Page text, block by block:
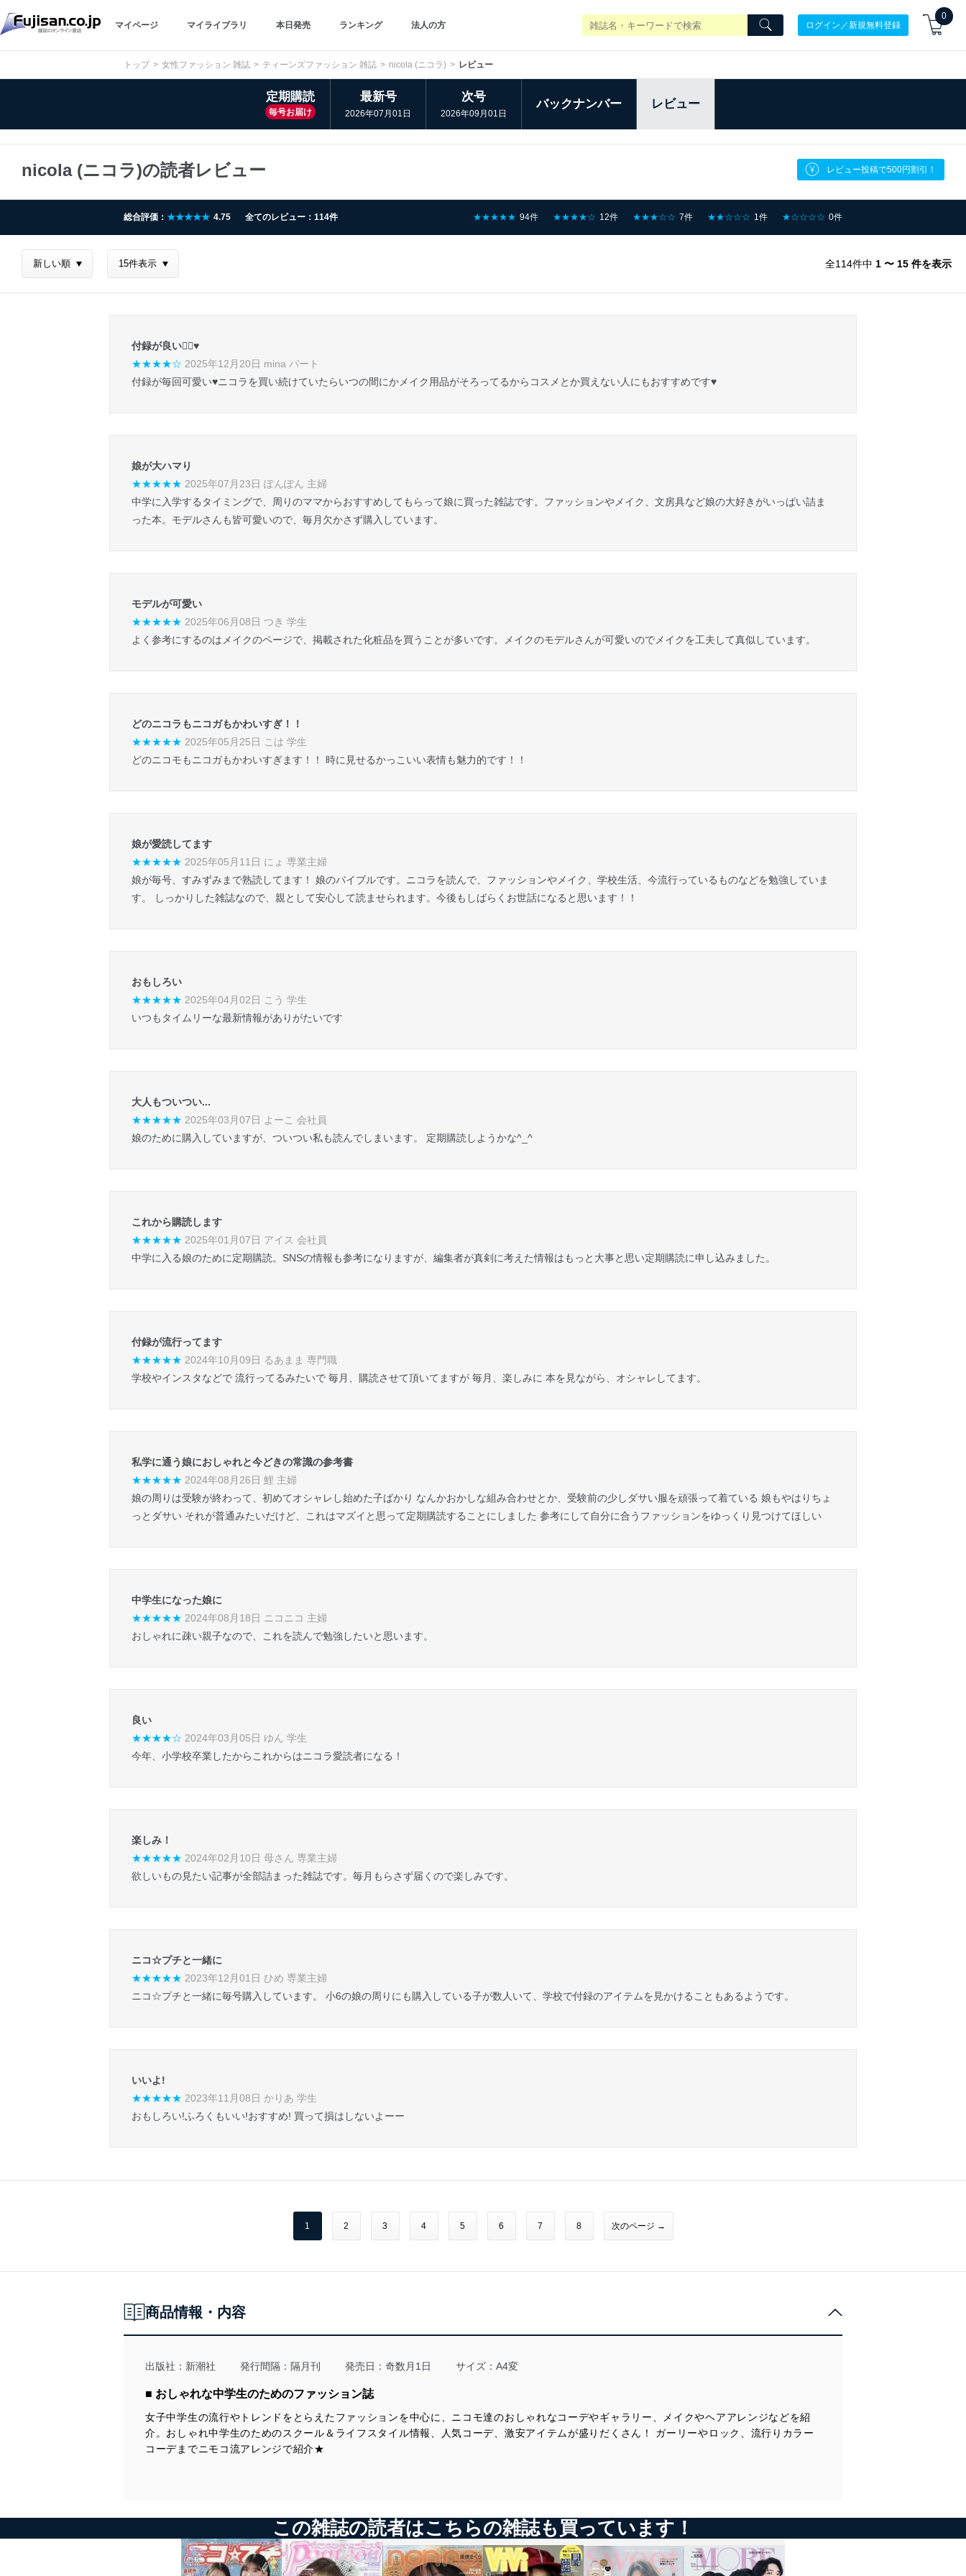
マイページ マイライブラリ 本日発売 ランキング 法人の方 ログイン／新規無料登録
0
トップ 女性ファッション 雑誌 ティーンズファッション 雑誌 nicola (ニコラ) レビュー
定期購読
毎号お届け
最新号
2026年07月01日
次号
2026年09月01日
バックナンバー レビュー
nicola (ニコラ)の読者レビュー レビュー投稿で500円割引！
総合評価： ★★★★★ 4.75 全てのレビュー：114件 ★★★★★ 94件 ★★★★☆ 12件 ★★★☆☆ 7件 ★★☆☆☆ 1件 ★☆☆☆☆ 0件
全114件中 1 〜 15 件を表示
付録が良い👍🏻♥️
★★★★☆ 2025年12月20日 mina パート
付録が毎回可愛い♥️ニコラを買い続けていたらいつの間にかメイク用品がそろってるからコスメとか買えない人にもおすすめです♥️
娘が大ハマり
★★★★★ 2025年07月23日 ぽんぽん 主婦
中学に入学するタイミングで、周りのママからおすすめしてもらって娘に買った雑誌です。ファッションやメイク、文房具など娘の大好きがいっぱい詰ま
った本。モデルさんも皆可愛いので、毎月欠かさず購入しています。
モデルが可愛い
★★★★★ 2025年06月08日 つき 学生
よく参考にするのはメイクのページで、掲載された化粧品を買うことが多いです。メイクのモデルさんが可愛いのでメイクを工夫して真似しています。
どのニコラもニコガもかわいすぎ！！
★★★★★ 2025年05月25日 こは 学生
どのニコモもニコガもかわいすぎます！！ 時に見せるかっこいい表情も魅力的です！！
娘が愛読してます
★★★★★ 2025年05月11日 にょ 専業主婦
娘が毎号、すみずみまで熟読してます！ 娘のバイブルです。ニコラを読んで、ファッションやメイク、学校生活、今流行っているものなどを勉強していま
す。 しっかりした雑誌なので、親として安心して読ませられます。今後もしばらくお世話になると思います！！
おもしろい
★★★★★ 2025年04月02日 こう 学生
いつもタイムリーな最新情報がありがたいです
大人もついつい...
★★★★★ 2025年03月07日 よーこ 会社員
娘のために購入していますが、ついつい私も読んでしまいます。 定期購読しようかな^_^
これから購読します
★★★★★ 2025年01月07日 アイス 会社員
中学に入る娘のために定期購読。SNSの情報も参考になりますが、編集者が真剣に考えた情報はもっと大事と思い定期購読に申し込みました。
付録が流行ってます
★★★★★ 2024年10月09日 るあまま 専門職
学校やインスタなどで 流行ってるみたいで 毎月、購読させて頂いてますが 毎月、楽しみに 本を見ながら、オシャレしてます。
私学に通う娘におしゃれと今どきの常識の参考書
★★★★★ 2024年08月26日 鯉 主婦
娘の周りは受験が終わって、初めてオシャレし始めた子ばかり なんかおかしな組み合わせとか、受験前の少しダサい服を頑張って着ている 娘もやはりちょ
っとダサい それが普通みたいだけど、これはマズイと思って定期購読することにしました 参考にして自分に合うファッションをゆっくり見つけてほしい
中学生になった娘に
★★★★★ 2024年08月18日 ニコニコ 主婦
おしゃれに疎い親子なので、これを読んで勉強したいと思います。
良い
★★★★☆ 2024年03月05日 ゆん 学生
今年、小学校卒業したからこれからはニコラ愛読者になる！
楽しみ！
★★★★★ 2024年02月10日 母さん 専業主婦
欲しいもの見たい記事が全部詰まった雑誌です。毎月もらさず届くので楽しみです。
ニコ☆プチと一緒に
★★★★★ 2023年12月01日 ひめ 専業主婦
ニコ☆プチと一緒に毎号購入しています。 小6の娘の周りにも購入している子が数人いて、学校で付録のアイテムを見かけることもあるようです。
いいよ!
★★★★★ 2023年11月08日 かりあ 学生
おもしろい!ふろくもいい!おすすめ! 買って損はしないよーー
1 2 3 4 5 6 7 8 次のページ →
商品情報・内容
出版社： 新潮社 発行間隔：隔月刊 発売日：奇数月1日 サイズ：A4変
■ おしゃれな中学生のためのファッション誌
女子中学生の流行やトレンドをとらえたファッションを中心に、ニコモ達のおしゃれなコーデやギャラリー、メイクやヘアアレンジなどを紹
介。おしゃれ中学生のためのスクール＆ライフスタイル情報、人気コーデ、激安アイテムが盛りだくさん！ ガーリーやロック、流行りカラー
コーデまでニモコ流アレンジで紹介★
この雑誌の読者はこちらの雑誌も買っています！